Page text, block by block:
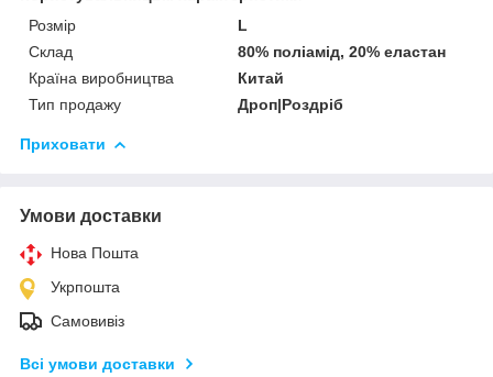
Розмір
L
Склад
80% поліамід, 20% еластан
Країна виробництва
Китай
Тип продажу
Дроп|Роздріб
Приховати
Умови доставки
Нова Пошта
Укрпошта
Самовивіз
Всі умови доставки